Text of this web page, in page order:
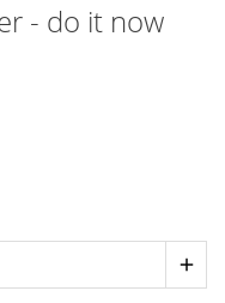
- do it now
add